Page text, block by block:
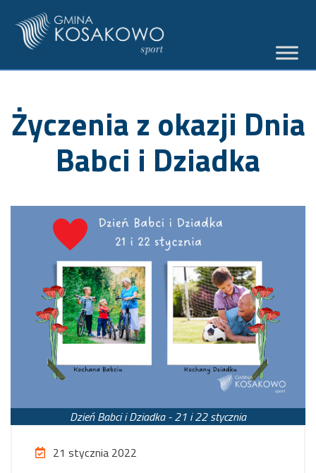
Życzenia z okazji Dnia
Babci i Dziadka
Dzień Babci i Dziadka - 21 i 22 stycznia
21 stycznia 2022